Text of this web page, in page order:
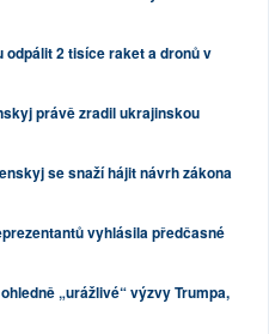
odpálit 2 tisíce raket a dronů v
právě zradil ukrajinskou
se snaží hájit návrh zákona
vyhlásila předčasné
„urážlivé“ výzvy Trumpa,